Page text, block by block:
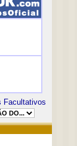
Facultativos